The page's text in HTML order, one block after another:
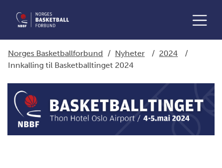
Norges Basketballforbund / Nyheter / 2024
/
Innkalling til Basketballtinget 2024